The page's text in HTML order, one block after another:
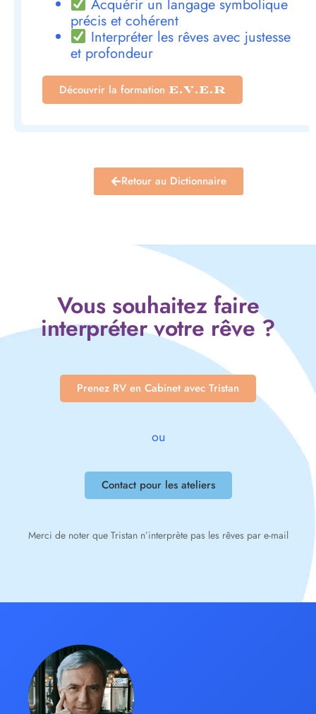
Acquérir un langage symbolique
précis et cohérent
Interpréter les rêves avec justesse
et profondeur
Découvrir la formation E.V.E.R
Retour au Dictionnaire
Vous souhaitez faire
interpréter votre rêve ?
Prenez RV en Cabinet avec Tristan
ou
Contact pour les ateliers
Merci de noter que Tristan n’interprète pas les rêves par e-mail